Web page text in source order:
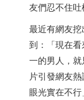
友們忍不住
最近有網友
到：「現在
一的男人，
片引發網友
眼光實在不